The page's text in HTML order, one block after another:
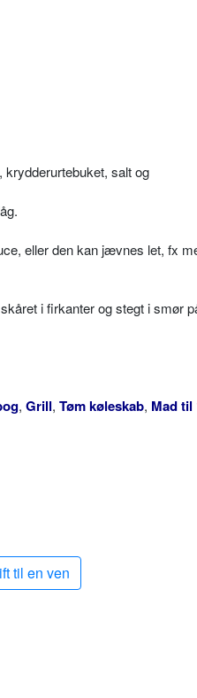
salt og
eller den kan jævnes let, fx
i firkanter og stegt i smør
, Grill, Tøm køleskab, Mad til
til en ven